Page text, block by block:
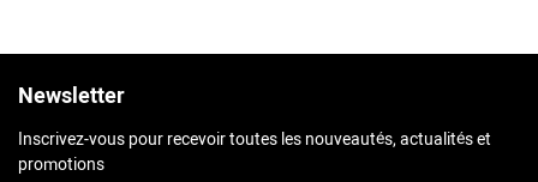
Newsletter
Inscrivez-vous pour recevoir toutes les nouveautés, actualités et
promotions